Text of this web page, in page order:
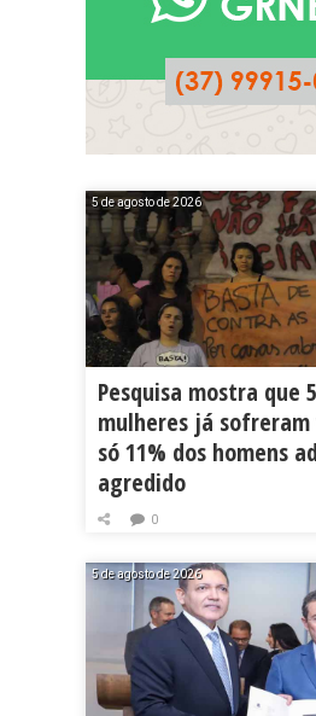
5 de agosto de 2026
Pesquisa mostra que
mulheres já
só 11% dos homens
agredido
0
5 de agosto de 2026